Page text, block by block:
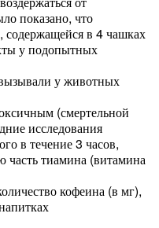
показано, что
в 4 чашках
у подопытных
у животных
(смертельной
исследования
в течение 3 часов,
часть тиамина (витамина
кофеина (в мг),